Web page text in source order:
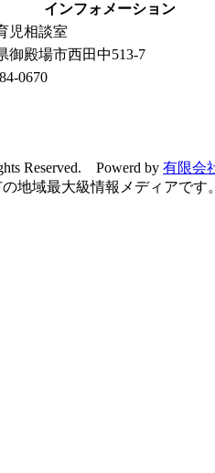
インフォメーション
児相談室
御殿場市西田中513-7
0670
Reserved. Powerd by 有限会
地域最大級情報メディアです